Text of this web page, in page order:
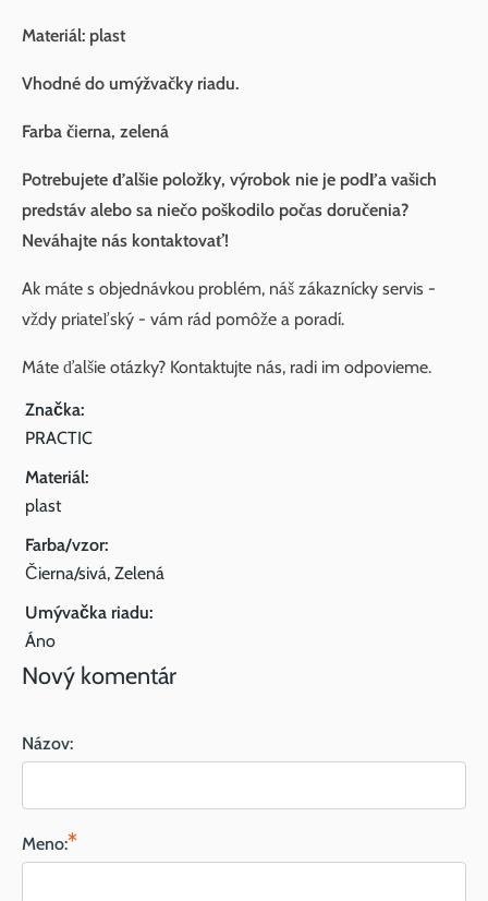
Materiál: plast
Vhodné do umýžvačky riadu.
Farba čierna, zelená
Potrebujete ďalšie položky, výrobok nie je podľa vašich
predstáv alebo sa niečo poškodilo počas doručenia?
Neváhajte nás kontaktovať!
Ak máte s objednávkou problém, náš zákaznícky servis -
vždy priateľský - vám rád pomôže a poradí.
Máte ďalšie otázky? Kontaktujte nás, radi im odpovieme.
Značka:
PRACTIC
Materiál:
plast
Farba/vzor:
Čierna/sivá, Zelená
Umývačka riadu:
Áno
Nový komentár
Názov:
Meno:*